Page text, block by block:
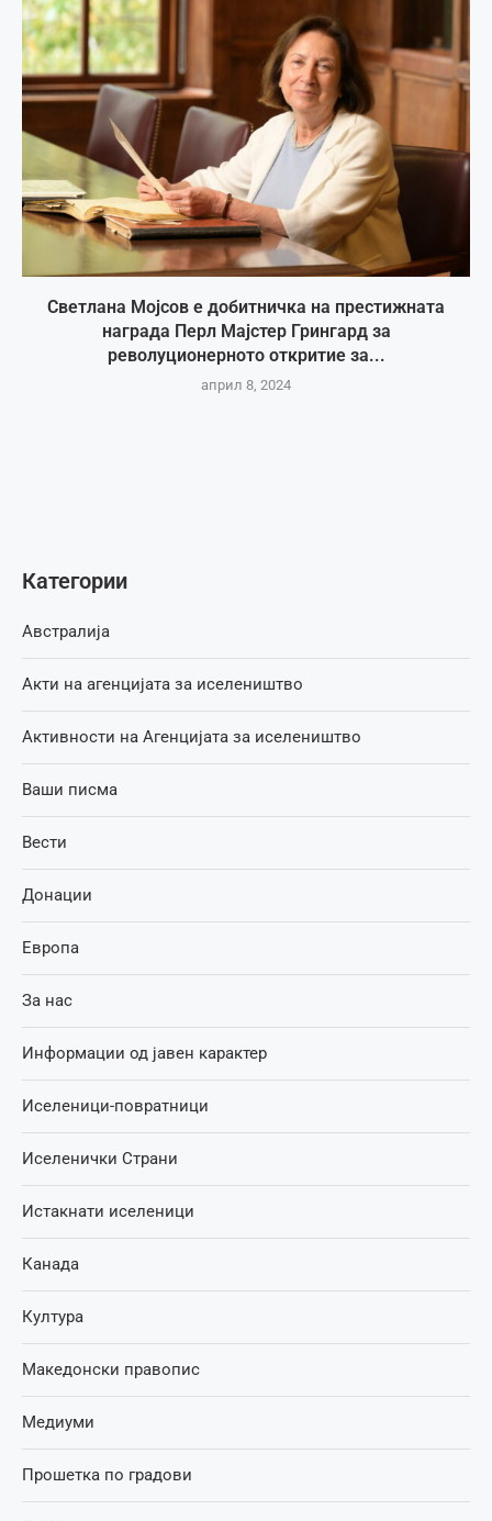
Светлана Мојсов е добитничка на престижната
награда Перл Мајстер Грингард за
револуционерното откритие за...
април 8, 2024
Категории
Австралија
Акти на агенцијата за иселеништво
Активности на Агенцијата за иселеништво
Ваши писма
Вести
Донации
Европа
За нас
Информации од јавен карактер
Иселеници-повратници
Иселенички Страни
Истакнати иселеници
Канада
Култура
Македонски правопис
Медиуми
Прошетка по градови